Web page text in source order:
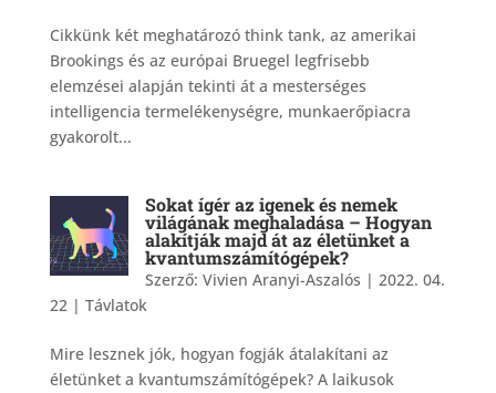
Cikkünk két meghatározó think tank, az amerikai
Brookings és az európai Bruegel legfrisebb
elemzései alapján tekinti át a mesterséges
intelligencia termelékenységre, munkaerőpiacra
gyakorolt...
Sokat ígér az igenek és nemek
világának meghaladása – Hogyan
alakítják majd át az életünket a
kvantumszámítógépek?
Szerző: Vivien Aranyi-Aszalós | 2022. 04.
22| Távlatok
Mire lesznek jók, hogyan fogják átalakítani az
életünket a kvantumszámítógépek? A laikusok